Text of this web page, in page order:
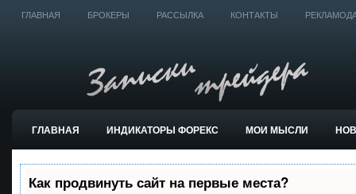
ГЛАВНАЯ БРОКЕРЫ РАССЫЛКА КОНТАКТЫ
ГЛАВНАЯ ИНДИКАТОРЫ ФОРЕКС МОИ МЫСЛИ
ТОРГОВЫЕ СИСТЕМЫ
Как продвинуть сайт на первые места?